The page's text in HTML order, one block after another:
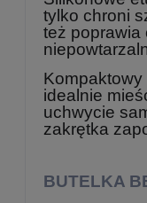
tylko chroni
też poprawia
idealnie
uchwycie
zakrętka
BUTELKA